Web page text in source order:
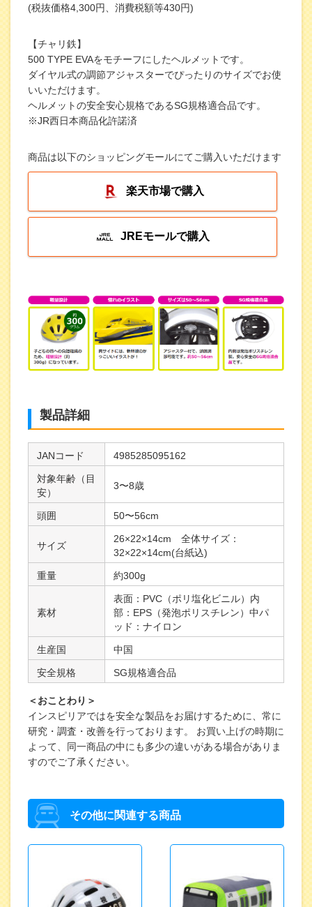
(税抜価格4,300円、消費税額等430円)
【チャリ鉄】
500 TYPE EVAをモチーフにしたヘルメットです。
ダイヤル式の調節アジャスターでぴったりのサイズでお使
いいただけます。
ヘルメットの安全安心規格であるSG規格適合品です。
※JR西日本商品化許諾済
商品は以下のショッピングモールにてご購入いただけます
楽天市場で購入
JREモールで購入
製品詳細
JANコード 4985285095162
対象年齢（目
安）
3〜8歳
頭囲 50〜56cm
サイズ
26×22×14cm 全体サイズ：
32×22×14cm(台紙込)
重量 約300g
素材
表面：PVC（ポリ塩化ビニル）内
部：EPS（発泡ポリスチレン）中パ
ッド：ナイロン
生産国 中国
安全規格 SG規格適合品
＜おことわり＞
インスピリアではを安全な製品をお届けするために、常に
研究・調査・改善を行っております。 お買い上げの時期に
よって、同一商品の中にも多少の違いがある場合がありま
すのでご了承ください。
その他に関連する商品